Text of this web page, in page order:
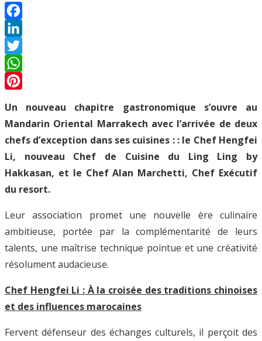
Facebook
LinkedIn
Twitter
WhatsApp
Un nouveau chapitre gastronomique s’ouvre au
Mandarin Oriental Marrakech avec l’arrivée de deux
chefs d’exception dans ses cuisines : : le Chef Hengfei
Li, nouveau Chef de Cuisine du Ling Ling by
Hakkasan, et le Chef Alan Marchetti, Chef Exécutif
du resort.
Leur association promet une nouvelle ère culinaire
ambitieuse, portée par la complémentarité de leurs
talents, une maîtrise technique pointue et une créativité
résolument audacieuse.
Chef Hengfei Li : À la croisée des traditions chinoises
et des influences marocaines
Fervent défenseur des échanges culturels, il perçoit des